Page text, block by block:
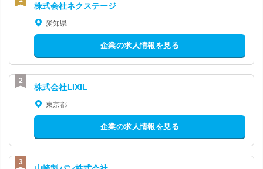
株式会社ネクステージ
愛知県
企業の求人情報を見る
株式会社LIXIL
東京都
企業の求人情報を見る